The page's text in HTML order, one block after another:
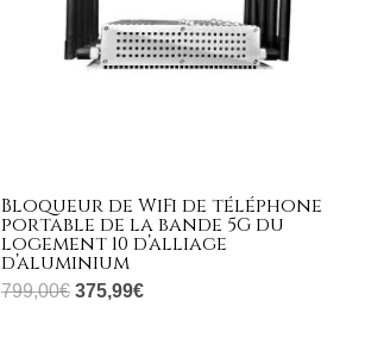
Bloqueur de WiFi de téléphone
portable de la bande 5G du
logement 10 d’alliage
d’aluminium
799,00€ 375,99€